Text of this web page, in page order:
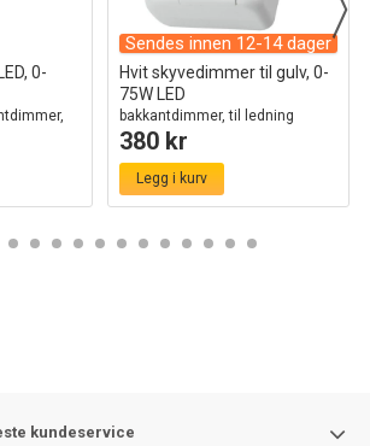
0-
Sendes innen 12-14 dager
Hvit skyvedimmer til gulv, 0-
75W LED
bakkantdimmer, til ledning
380 kr
Legg i kurv
kundeservice